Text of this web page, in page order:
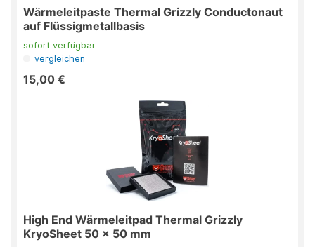
Wärmeleitpaste Thermal Grizzly Conductonaut
auf Flüssigmetallbasis
sofort verfügbar
vergleichen
15,00 €
High End Wärmeleitpad Thermal Grizzly
KryoSheet 50 x 50 mm